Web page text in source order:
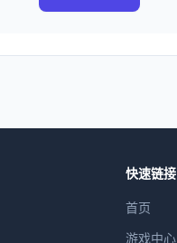
快速链接
首页
游戏中心